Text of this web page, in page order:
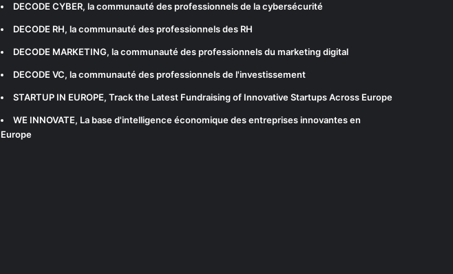
DECODE CYBER, la communauté des professionnels de la cybersécurité
DECODE RH, la communauté des professionnels des RH
DECODE MARKETING, la communauté des professionnels du marketing digital
DECODE VC, la communauté des professionnels de l'investissement
STARTUP IN EUROPE, Track the Latest Fundraising of Innovative Startups Across Europe
WE INNOVATE, La base d'intelligence économique des entreprises innovantes en
Europe